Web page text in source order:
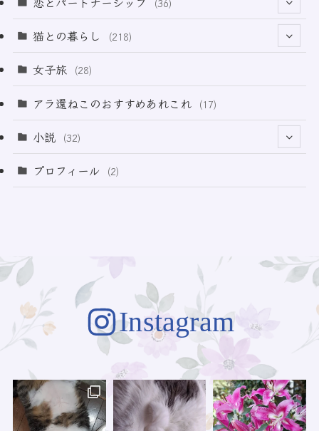
(2)
(33)
(3)
猫との暮らし (218)
(21)
(73)
女子旅 (28)
アラ還ねこのおすすめあれこれ (17)
小説 (32)
プロフィール (2)
Instagram